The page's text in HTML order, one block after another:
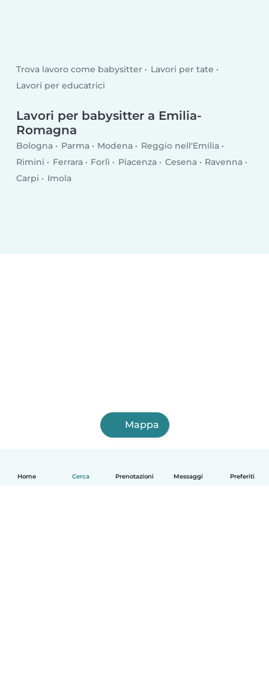
Home Cerca Prenotazioni Messaggi Preferiti
Trova lavoro come babysitter
Lavori per tate
Lavori per educatrici
Lavori per babysitter a Emilia-
Romagna
Bologna Parma Modena
Reggio nell'Emilia
Rimini
Ferrara Forlì Piacenza Cesena
Ravenna
Carpi
Imola
Mappa